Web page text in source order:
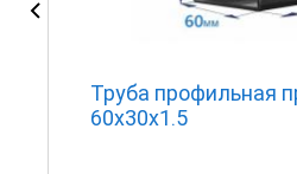
Труба профильная
60х30х1.5